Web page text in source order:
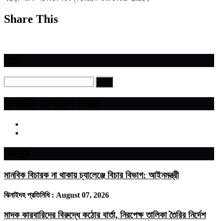
Share This
মানবিক বিচারক না থাকায় চ্যালেঞ্জে বিচার বিভাগ: আইনমন্ত্রী
ঝিনাইদহ প্রতিনিধি : August 07, 2026
মাদক কারবারিদের বিরুদ্ধে কঠোর বার্তা, নিরপেক্ষ তালিকা তৈরির নির্দেশ